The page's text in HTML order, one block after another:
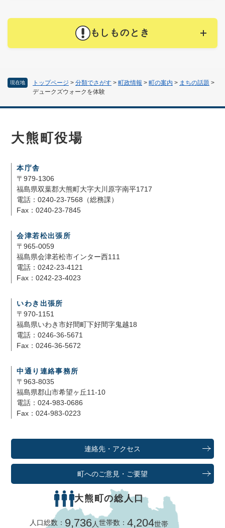
現在地 トップページ > 分類でさがす > 町政情報 > 町の案内 > まちの話題 >
デュークズウォークを体験
もしものとき
大熊町役場
本庁舎
〒979-1306
福島県双葉郡大熊町大字大川原字南平1717
電話：0240-23-7568（総務課）
Fax：0240-23-7845
会津若松出張所
〒965-0059
福島県会津若松市インター西111
電話：0242-23-4121
Fax：0242-23-4023
いわき出張所
〒970-1151
福島県いわき市好間町下好間字鬼越18
電話：0246-36-5671
Fax：0246-36-5672
中通り連絡事務所
〒963-8035
福島県郡山市希望ヶ丘11-10
電話：024-983-0686
Fax：024-983-0223
連絡先・アクセス
町へのご意見・ご要望
大熊町の総人口
人口総数： 9,736人世帯数：4,204世帯